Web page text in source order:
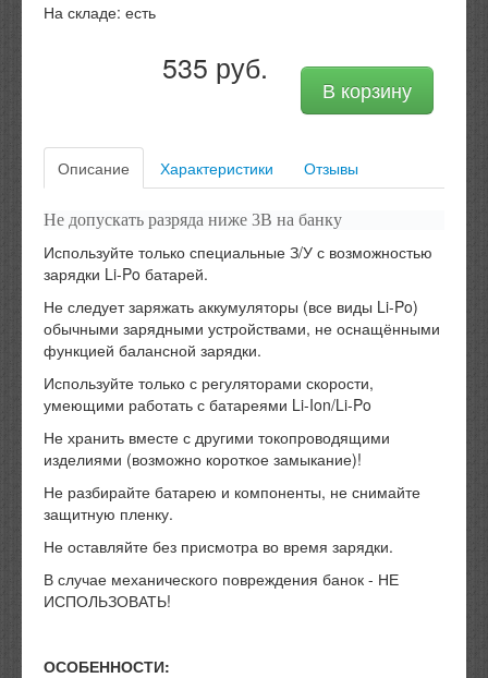
На складе: есть
В корзину
535 руб.
Описание Характеристики Отзывы
Не допускать разряда ниже 3В на банку
Используйте только специальные З/У с возможностью
зарядки Li-Po батарей.
Не следует заряжать аккумуляторы (все виды Li-Po)
обычными зарядными устройствами, не оснащёнными
функцией балансной зарядки.
Используйте только с регуляторами скорости,
умеющими работать с батареями Li-Ion/Li-Po
Не хранить вместе с другими токопроводящими
изделиями (возможно короткое замыкание)!
Не разбирайте батарею и компоненты, не снимайте
защитную пленку.
Не оставляйте без присмотра во время зарядки.
В случае механического повреждения банок - НЕ
ИСПОЛЬЗОВАТЬ!
ОСОБЕННОСТИ: